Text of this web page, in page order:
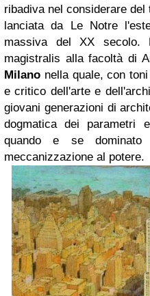
ribadiva nel considerare
lanciata da Le Notre
massiva del XX secolo.
magistralis alla facoltà di
Milano nella quale, con
e critico dell'arte e
giovani generazioni di
dogmatica dei parametri
quando e se
meccanizzazione al potere.